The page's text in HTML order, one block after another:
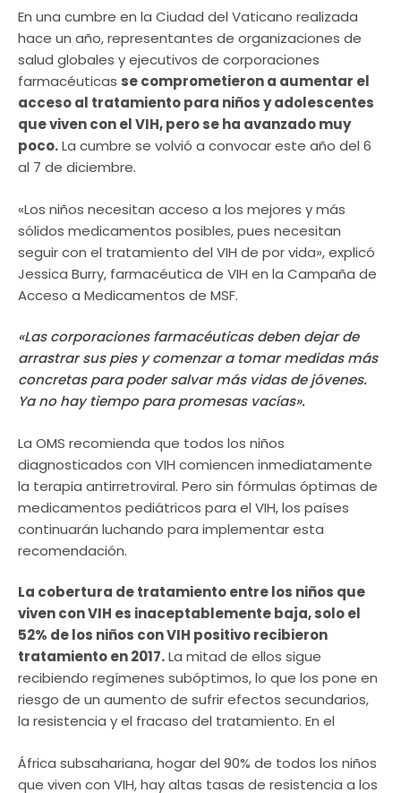
En una cumbre en la Ciudad del Vaticano realizada
hace un año, representantes de organizaciones de
salud globales y ejecutivos de corporaciones
farmacéuticas se comprometieron a aumentar el
acceso al tratamiento para niños y adolescentes
que viven con el VIH, pero se ha avanzado muy
poco.La cumbre se volvió a convocar este año del 6
al 7 de diciembre.
«Los niños necesitan acceso a los mejores y más
sólidos medicamentos posibles, pues necesitan
seguir con el tratamiento del VIH de por vida», explicó
Jessica Burry, farmacéutica de VIH en la Campaña de
Acceso a Medicamentos de MSF.
«Las corporaciones farmacéuticas deben dejar de
arrastrar sus pies y comenzar a tomar medidas más
concretas para poder salvar más vidas de jóvenes.
Ya no hay tiempo para promesas vacías».
La OMS recomienda que todos los niños
diagnosticados con VIH comiencen inmediatamente
la terapia antirretroviral. Pero sin fórmulas óptimas de
medicamentos pediátricos para el VIH, los países
continuarán luchando para implementar esta
recomendación.
La cobertura de tratamiento entre los niños que
viven con VIH es inaceptablemente baja, solo el
52% de los niños con VIH positivo recibieron
tratamiento en 2017.La mitad de ellos sigue
recibiendo regímenes subóptimos, lo que los pone en
riesgo de un aumento de sufrir efectos secundarios,
la resistencia y el fracaso del tratamiento. En el
África subsahariana, hogar del 90% de todos los niños
que viven con VIH, hay altas tasas de resistencia a los